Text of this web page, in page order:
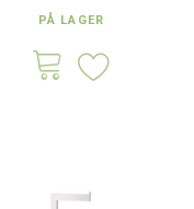
PÅ LAGER